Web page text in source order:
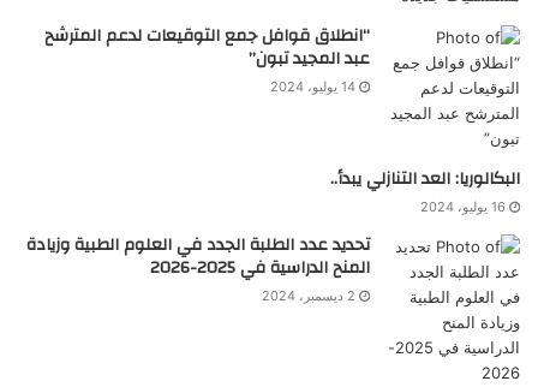
“انطلاق قوافل جمع التوقيعات لدعم المترشح
عبد المجيد تبون”
14 يوليو، 2024
البكالوريا: العد التنازلي يبدأ..
16 يوليو، 2024
تحديد عدد الطلبة الجدد في العلوم الطبية وزيادة
المنح الدراسية في 2025-2026
2 ديسمبر، 2024